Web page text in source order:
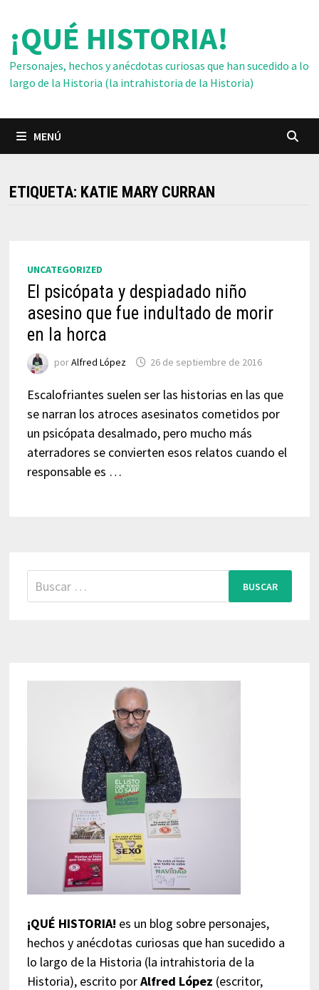
contenido
¡QUÉ HISTORIA!
Personajes, hechos y anécdotas curiosas que han sucedido a lo
largo de la Historia (la intrahistoria de la Historia)
MENÚ
ETIQUETA: KATIE MARY CURRAN
UNCATEGORIZED
El psicópata y despiadado niño
asesino que fue indultado de morir
en la horca
porAlfred López 26 de septiembre de 2016
Escalofriantes suelen ser las historias en las que
se narran los atroces asesinatos cometidos por
un psicópata desalmado, pero mucho más
aterradores se convierten esos relatos cuando el
responsable es …
Buscar:
¡QUÉ HISTORIA! es un blog sobre personajes,
hechos y anécdotas curiosas que han sucedido a
lo largo de la Historia (la intrahistoria de la
Historia), escrito porAlfred López (escritor,